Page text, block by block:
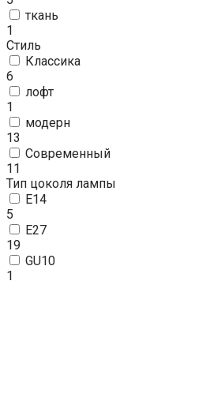
ткань
1
Стиль
Классика
6
лофт
1
модерн
13
Современный
11
Тип цоколя лампы
E14
5
E27
19
GU10
1